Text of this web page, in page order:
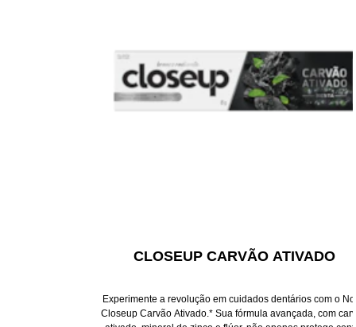
com carvão ativado, mineral de zinco e flúor, não apenas
protege contra cáries, mas também preserva o esmalte,